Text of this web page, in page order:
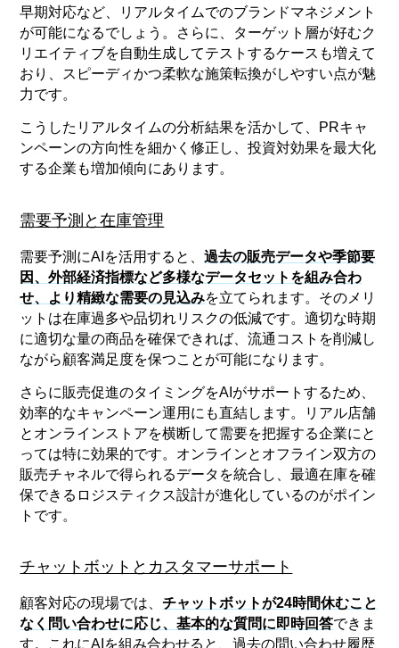
早期対応など、リアルタイムでのブランドマネジメント
が可能になるでしょう。さらに、ターゲット層が好むク
リエイティブを自動生成してテストするケースも増えて
おり、スピーディかつ柔軟な施策転換がしやすい点が魅
力です。
こうしたリアルタイムの分析結果を活かして、PRキャ
ンペーンの方向性を細かく修正し、投資対効果を最大化
する企業も増加傾向にあります。
需要予測と在庫管理
需要予測にAIを活用すると、過去の販売データや季節要
因、外部経済指標など多様なデータセットを組み合わ
せ、より精緻な需要の見込みを立てられます。そのメリ
ットは在庫過多や品切れリスクの低減です。適切な時期
に適切な量の商品を確保できれば、流通コストを削減し
ながら顧客満足度を保つことが可能になります。
さらに販売促進のタイミングをAIがサポートするため、
効率的なキャンペーン運用にも直結します。リアル店舗
とオンラインストアを横断して需要を把握する企業にと
っては特に効果的です。オンラインとオフライン双方の
販売チャネルで得られるデータを統合し、最適在庫を確
保できるロジスティクス設計が進化しているのがポイン
トです。
チャットボットとカスタマーサポート
顧客対応の現場では、チャットボットが24時間休むこと
なく問い合わせに応じ、基本的な質問に即時回答できま
す。これにAIを組み合わせると、過去の問い合わせ履歴